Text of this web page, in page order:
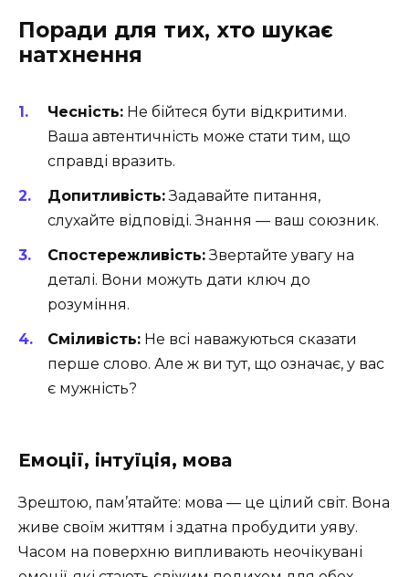
Поради для тих, хто шукає
натхнення
Чесність: Не бійтеся бути відкритими.
Ваша автентичність може стати тим, що
справді вразить.
Допитливість:Задавайте питання,
слухайте відповіді. Знання — ваш союзник.
Спостережливість:Звертайте увагу на
деталі. Вони можуть дати ключ до
розуміння.
Сміливість: Не всі наважуються сказати
перше слово. Але ж ви тут, що означає, у вас
є мужність?
Емоції, інтуїція, мова
Зрештою, пам’ятайте: мова — це цілий світ. Вона
живе своїм життям і здатна пробудити уяву.
Часом на поверхню випливають неочікувані